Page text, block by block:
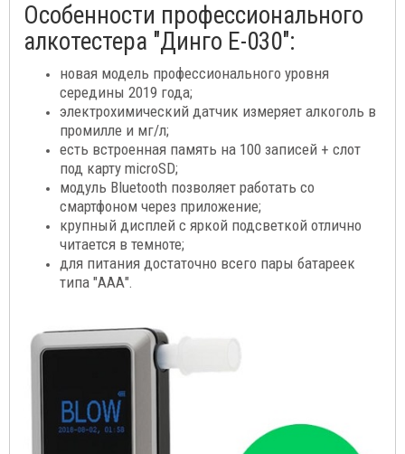
Особенности профессионального
алкотестера "Динго Е-030":
новая модель профессионального уровня
середины 2019 года;
электрохимический датчик измеряет алкоголь в
промилле и мг/л;
есть встроенная память на 100 записей + слот
под карту microSD;
модуль Bluetooth позволяет работать со
смартфоном через приложение;
крупный дисплей с яркой подсветкой отлично
читается в темноте;
для питания достаточно всего пары батареек
типа "ААА".